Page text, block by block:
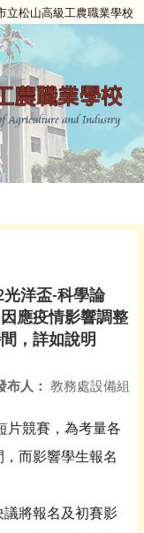
立松山高級工農職業學校
洋盃-科學論
應疫情影響調整
，詳如說明
布人： 教務處設備組
片競賽，為考量各
而影響學生報名
將報名及初賽影